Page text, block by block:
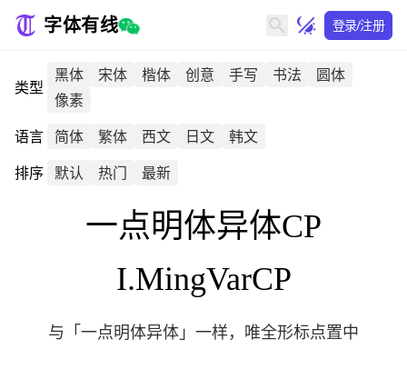
字体有线 登录/注册
类型
黑体 宋体 楷体 创意 手写 书法
圆体
像素
语言 简体 繁体 西文 日文
韩文
排序 默认 热门 最新
一点明体异体CP
I.MingVarCP
与「一点明体异体」一样，唯全形标点置中